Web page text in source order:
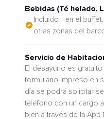
Bebidas (Té helado,
Incluido - en el
otras zonas del
Servicio de
El desayuno es
formulario impreso en
día se podrá solicitar
teléfono con un cargo
bien a través de la